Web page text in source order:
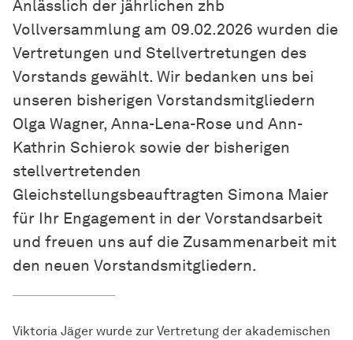
Anlässlich der jährlichen zhb
Vollversammlung am 09.02.2026 wurden die
Vertretungen und Stellvertretungen des
Vorstands gewählt. Wir bedanken uns bei
unseren bisherigen Vorstandsmitgliedern
Olga Wagner, Anna-Lena-Rose und Ann-
Kathrin Schierok sowie der bisherigen
stellvertretenden
Gleichstellungsbeauftragten Simona Maier
für Ihr Engagement in der Vorstandsarbeit
und freuen uns auf die Zusammenarbeit mit
den neuen Vorstandsmitgliedern.
Viktoria Jäger wurde zur Vertretung der akademischen